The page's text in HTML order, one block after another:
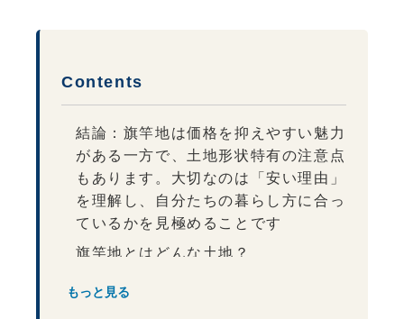
Contents
結論：旗竿地は価格を抑えやすい魅力
がある一方で、土地形状特有の注意点
もあります。大切なのは「安い理由」
を理解し、自分たちの暮らし方に合っ
ているかを見極めることです
旗竿地とはどんな土地？
なぜ旗竿地は価格が安いのか？
もっと見る